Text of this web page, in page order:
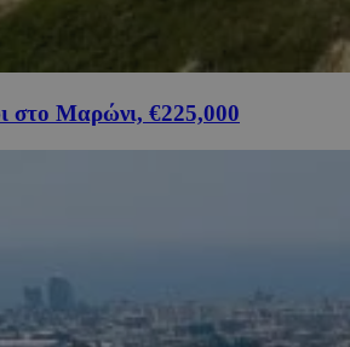
στο Μαρώνι, €225,000